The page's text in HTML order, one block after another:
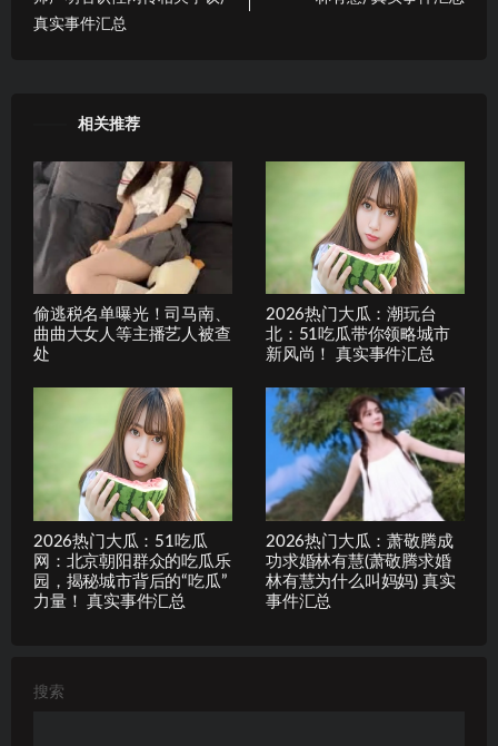
真实事件汇总
相关推荐
偷逃税名单曝光！司马南、
曲曲大女人等主播艺人被查
处
2026热门大瓜：潮玩台
北：51吃瓜带你领略城市
新风尚！ 真实事件汇总
2026热门大瓜：51吃瓜
网：北京朝阳群众的吃瓜乐
园，揭秘城市背后的“吃瓜”
力量！ 真实事件汇总
2026热门大瓜：萧敬腾成
功求婚林有慧(萧敬腾求婚
林有慧为什么叫妈妈) 真实
事件汇总
搜索